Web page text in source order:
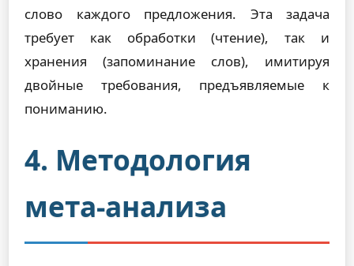
слово каждого предложения. Эта задача
требует как обработки (чтение), так и
хранения (запоминание слов), имитируя
двойные требования, предъявляемые к
пониманию.
4. Методология
мета-анализа